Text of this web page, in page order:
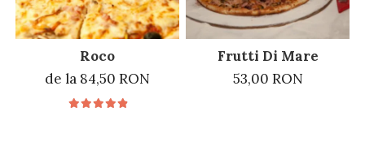
Roco
de la 84,50 RON
Frutti Di Mare
53,00 RON